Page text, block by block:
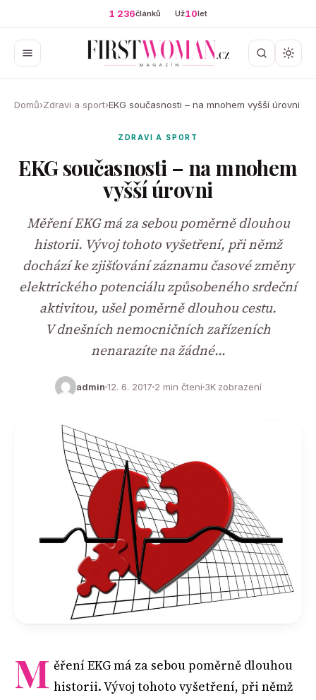
1 236článků Už10let
Domů›Zdravi a sport›EKG současnosti – na mnohem vyšší úrovni
ZDRAVI A SPORT
EKG současnosti – na mnohem
vyšší úrovni
Měření EKG má za sebou poměrně dlouhou
historii. Vývoj tohoto vyšetření, při němž
dochází ke zjišťování záznamu časové změny
elektrického potenciálu způsobeného srdeční
aktivitou, ušel poměrně dlouhou cestu.
V dnešních nemocničních zařízeních
nenarazíte na žádné…
admin 12. 6. 2017 2 min čtení3K zobrazení
M ěření EKG má za sebou poměrně dlouhou
historii. Vývoj tohoto vyšetření, při němž